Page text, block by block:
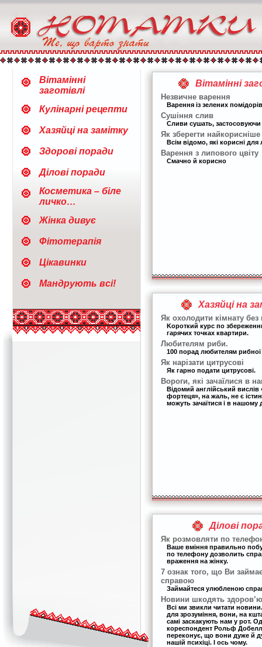
Вітамінні
заготівлі
Кулінарні рецепти
Хазяйці на замітку
Здорові поради
Ділові поради
Косметика – біле
личко…
Жінка дивує
Фітотерапія
Цікавинки
Мандрують всі!
Вітамінні
Незвичне варення
Варення із зелених
Сушіння слив
Сливи сушать, застосовуючи
Як зберегти найкорисніше
Всім відомо, які корисні
Варення з липового цвіту
Смачно й корисно
Хазяйці на
Як охолодити кімнату без
Kороткий курс по
гарячих точках квартири.
Любителям риби.
100 порад любителям рибної
Як нарізати цитрусові
Як гарно подати цитрусові.
Вороги, які зачаїлися в
Відомий англійський
фортеця», на жаль, не є
можуть зачаїтися і в нашому
Ділові
Як розмовляти по
Ваше вміння правильно
по телефону дозволить
враження на жінку.
7 ознак того, що Ви
справою
Займайтеся улюбленою
Новини шкодять здоров’ю
Всі ми звикли читати новини.
для зрозуміння, вони, на
самі заскакують нам у рот.
кореспондент Рольф
переконує, що вони дуже й
нашій психіці. І ось чому.